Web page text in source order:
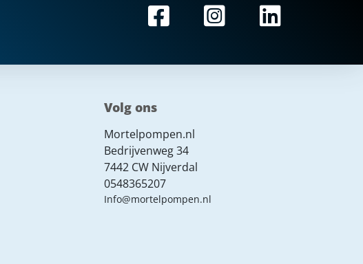
Volg ons
Mortelpompen.nl
Bedrijvenweg 34
7442 CW Nijverdal
0548365207
Info@mortelpompen.nl